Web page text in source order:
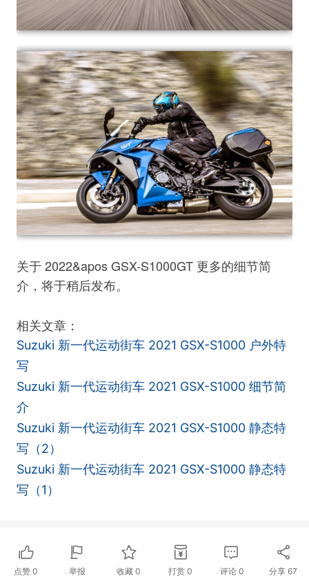
关于 2022&apos GSX-S1000GT 更多的细节简
介，将于稍后发布。
相关文章：
Suzuki 新一代运动街车 2021 GSX-S1000 户外特
写
Suzuki 新一代运动街车 2021 GSX-S1000 细节简
介
Suzuki 新一代运动街车 2021 GSX-S1000 静态特
写（2）
Suzuki 新一代运动街车 2021 GSX-S1000 静态特
写（1）
点赞 0 举报 收藏0 打赏 0 评论 0 分享67